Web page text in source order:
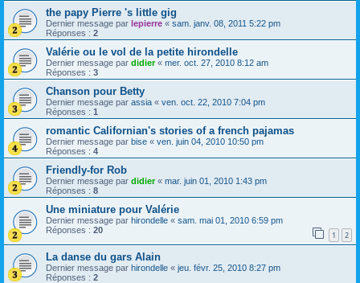
the papy Pierre 's little gig
Dernier message par lepierre « sam. janv. 08, 2011 5:22 pm
Réponses : 2
Valérie ou le vol de la petite hirondelle
Dernier message par didier« mer. oct. 27, 2010 8:12 am
Réponses : 3
Chanson pour Betty
Dernier message par assia « ven. oct. 22, 2010 7:04 pm
Réponses : 1
romantic Californian's stories of a french pajamas
Dernier message par bise « ven. juin 04, 2010 10:50 pm
Réponses : 4
Friendly-for Rob
Dernier message par didier« mar. juin 01, 2010 1:43 pm
Réponses : 8
Une miniature pour Valérie
Dernier message par hirondelle « sam. mai 01, 2010 6:59 pm
Réponses : 20 1 2
La danse du gars Alain
Dernier message par hirondelle « jeu. févr. 25, 2010 8:27 pm
Réponses : 2